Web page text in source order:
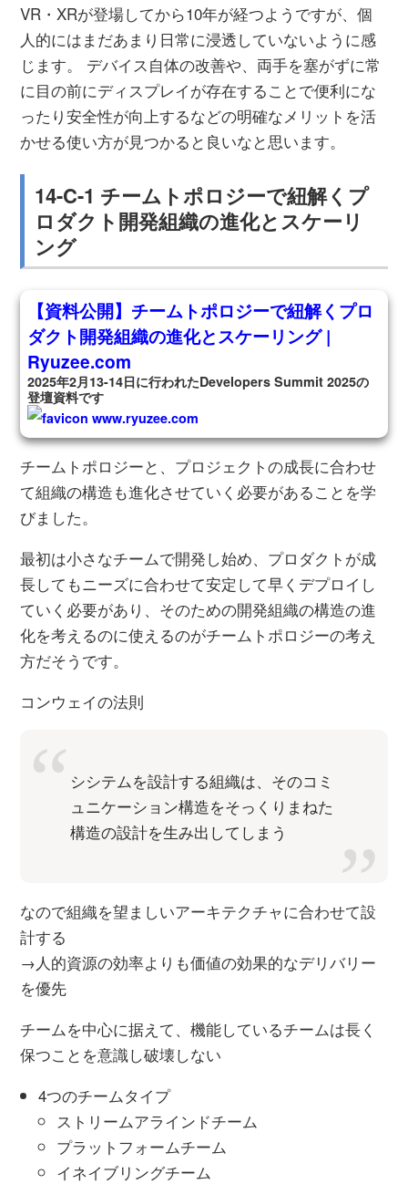
VR・XRが登場してから10年が経つようですが、個
人的にはまだあまり日常に浸透していないように感
じます。 デバイス自体の改善や、両手を塞がずに常
に目の前にディスプレイが存在することで便利にな
ったり安全性が向上するなどの明確なメリットを活
かせる使い方が見つかると良いなと思います。
14-C-1 チームトポロジーで紐解くプ
ロダクト開発組織の進化とスケーリ
ング
【資料公開】チームトポロジーで紐解くプロ
ダクト開発組織の進化とスケーリング |
Ryuzee.com
2025年2月13-14日に行われたDevelopers Summit 2025の
登壇資料です
www.ryuzee.com
チームトポロジーと、プロジェクトの成長に合わせ
て組織の構造も進化させていく必要があることを学
びました。
最初は小さなチームで開発し始め、プロダクトが成
長してもニーズに合わせて安定して早くデプロイし
ていく必要があり、そのための開発組織の構造の進
化を考えるのに使えるのがチームトポロジーの考え
方だそうです。
コンウェイの法則
シシテムを設計する組織は、そのコミ
ュニケーション構造をそっくりまねた
構造の設計を生み出してしまう
なので組織を望ましいアーキテクチャに合わせて設
計する
→人的資源の効率よりも価値の効果的なデリバリー
を優先
チームを中心に据えて、機能しているチームは長く
保つことを意識し破壊しない
4つのチームタイプ
ストリームアラインドチーム
プラットフォームチーム
イネイブリングチーム